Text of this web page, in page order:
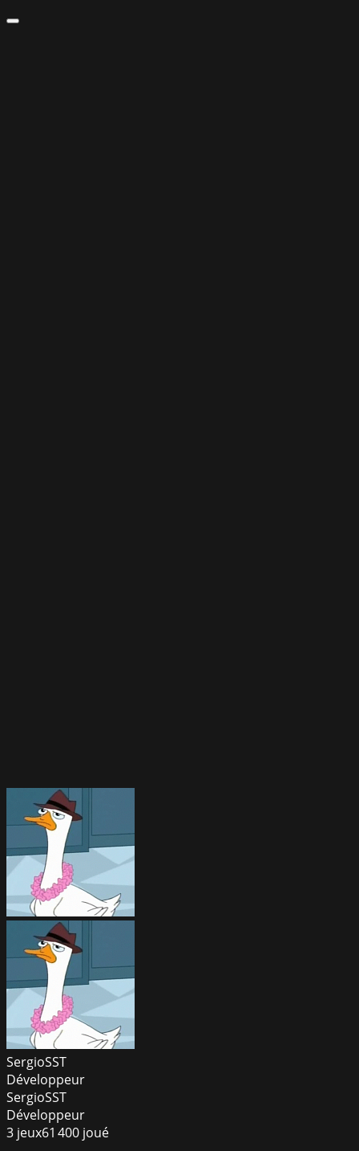
SergioSST
Développeur
SergioSST
Développeur
3 jeux61 400 joué